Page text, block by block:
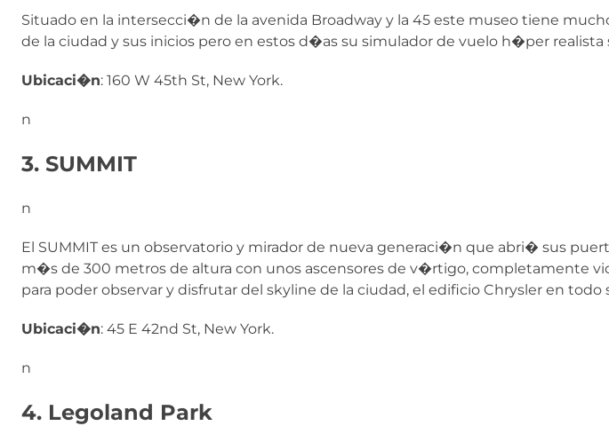
Situado en la intersecci�n de la avenida Broadway y la 45 este museo tiene
de la ciudad y sus inicios pero en estos d�as su simulador de vuelo h�per realista
Ubicaci�n: 160 W 45th St, New York.
n
3. SUMMIT
n
El SUMMIT es un observatorio y mirador de nueva generaci�n que abri� sus
m�s de 300 metros de altura con unos ascensores de v�rtigo, completamente
para poder observar y disfrutar del skyline de la ciudad, el edificio Chrysler en
Ubicaci�n: 45 E 42nd St, New York.
n
4. Legoland Park